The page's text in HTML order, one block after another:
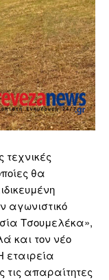
τεχνικές
θα
αγωνιστικό
Τσουμελέκα»,
και τον νέο
εταιρεία
απαραίτητες